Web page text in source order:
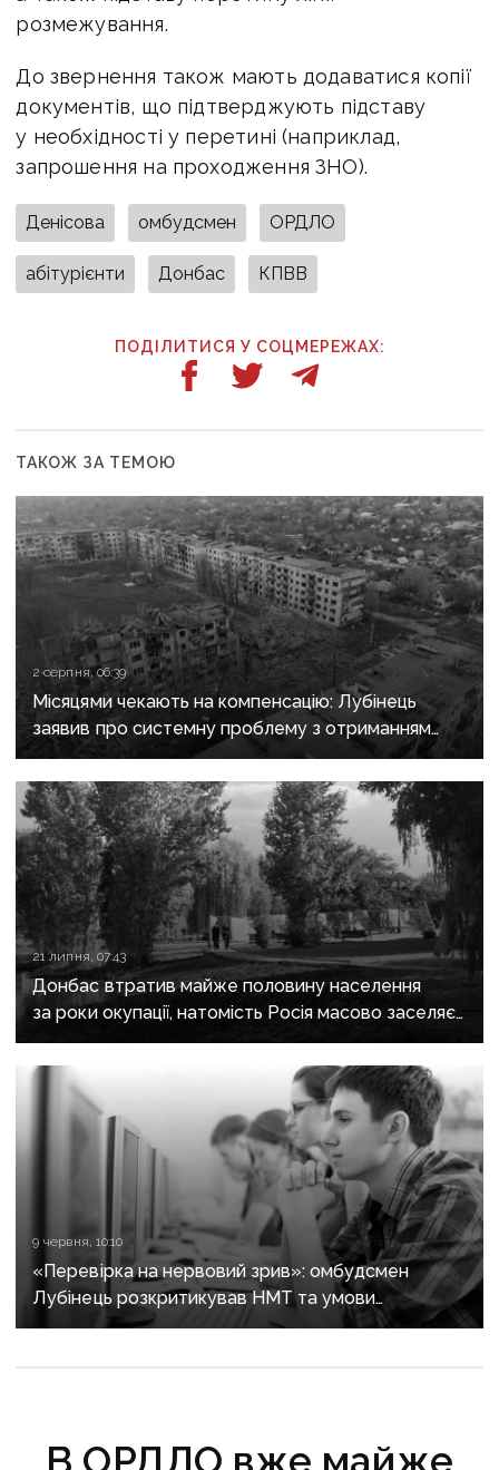
розмежування.
До звернення також мають додаватися копії
документів, що підтверджують підставу
у необхідності у перетині (наприклад,
запрошення на проходження ЗНО).
Денісова омбудсмен ОРДЛО
абітурієнти Донбас КПВВ
ПОДІЛИТИСЯ У СОЦМЕРЕЖАХ:
ТАКОЖ ЗА ТЕМОЮ
2 серпня, 06:39
Місяцями чекають на компенсацію: Лубінець
заявив про системну проблему з отриманням
сертифікатів за зруйноване житло
21 липня, 07:43
Донбас втратив майже половину населення
за роки окупації, натомість Росія масово заселяє
регіон своїми громадянами — ГУР
9 червня, 10:10
«Перевірка на нервовий зрив»: омбудсмен
Лубінець розкритикував НМТ та умови
складання іспиту
В ОРДЛО вже майже